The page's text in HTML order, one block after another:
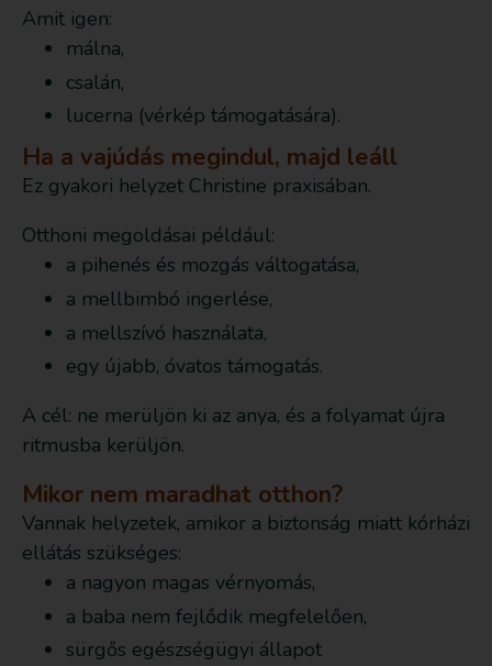
Amit igen:
málna,
csalán,
lucerna (vérkép támogatására).
Ha a vajúdás megindul, majd leáll
Ez gyakori helyzet Christine praxisában.
Otthoni megoldásai például:
a pihenés és mozgás váltogatása,
a mellbimbó ingerlése,
a mellszívó használata,
egy újabb, óvatos támogatás.
A cél: ne merüljön ki az anya, és a folyamat újra
ritmusba kerüljön.
Mikor nem maradhat otthon?
Vannak helyzetek, amikor a biztonság miatt kórházi
ellátás szükséges:
a nagyon magas vérnyomás,
a baba nem fejlődik megfelelően,
sürgős egészségügyi állapot